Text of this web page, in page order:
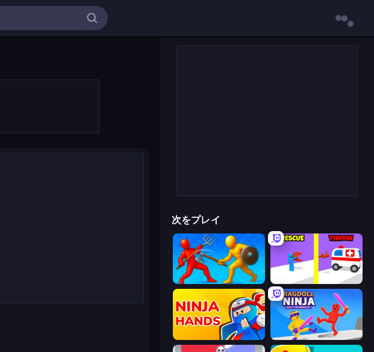
次をプレイ
Epic Sword Battle! Fight in Arena Rescue Throw
Ninja Hands Ragdoll Ninja: Imposter Hero